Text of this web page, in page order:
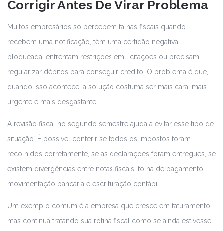
Corrigir Antes De Virar Problema
Muitos empresários só percebem falhas fiscais quando
recebem uma notificação, têm uma certidão negativa
bloqueada, enfrentam restrições em licitações ou precisam
regularizar débitos para conseguir crédito. O problema é que,
quando isso acontece, a solução costuma ser mais cara, mais
urgente e mais desgastante.
A revisão fiscal no segundo semestre ajuda a evitar esse tipo de
situação. É possível conferir se todos os impostos foram
recolhidos corretamente, se as declarações foram entregues, se
existem divergências entre notas fiscais, folha de pagamento,
movimentação bancária e escrituração contábil.
Um exemplo comum é a empresa que cresce em faturamento,
mas continua tratando sua rotina fiscal como se ainda estivesse